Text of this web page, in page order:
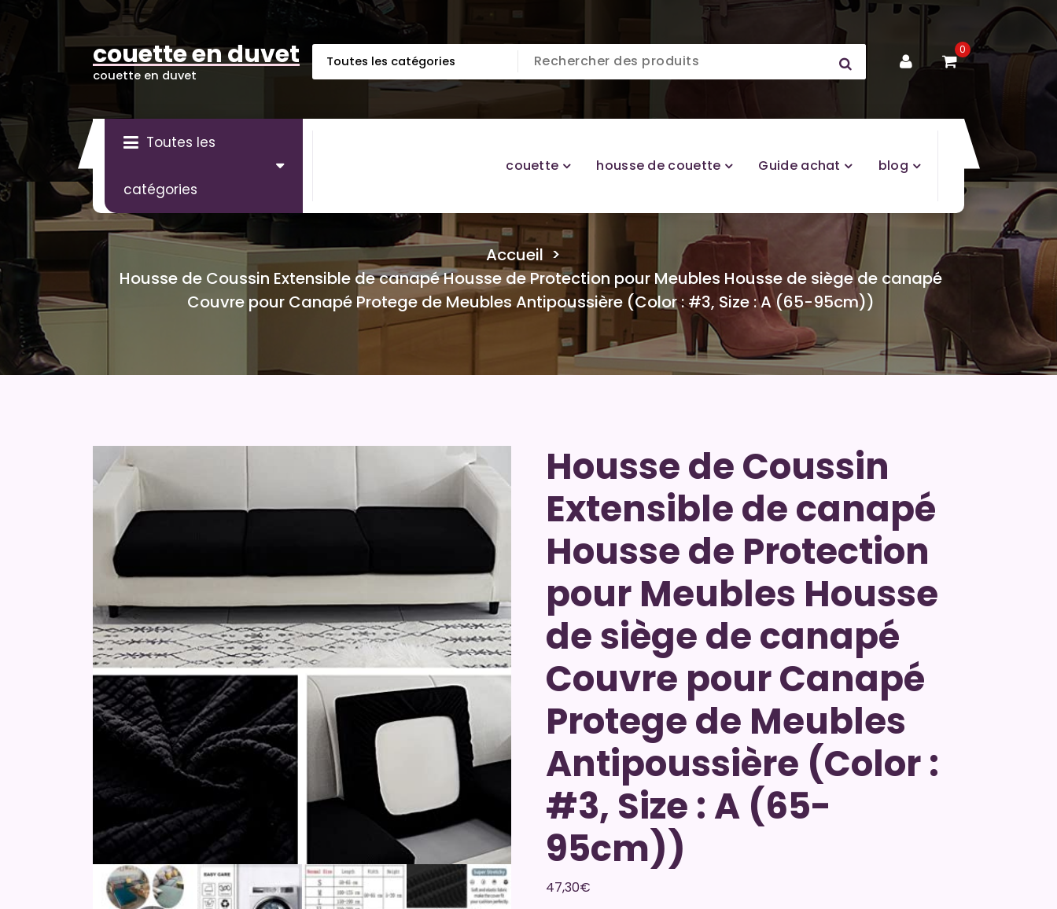
Aller
couette en duvet
couette en duvet
0
Toutes les
catégories
couette housse de couette Guide achat blog
Accueil >
Housse de Coussin Extensible de canapé Housse de Protection pour Meubles Housse de siège de canapé
Couvre pour Canapé Protege de Meubles Antipoussière (Color : #3, Size : A (65-95cm))
Housse de Coussin
Extensible de canapé
Housse de Protection
pour Meubles Housse
de siège de canapé
Couvre pour Canapé
Protege de Meubles
Antipoussière (Color :
#3, Size : A (65-
95cm))
47,30€